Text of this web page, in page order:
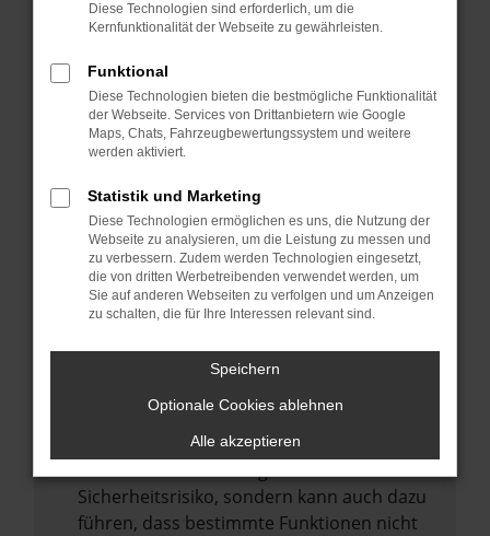
Überprüfe deine Firewall und deine
Laden andere Webseiten, zum Beispiel
deine Suchmaschine?
Prüfe deine Browsererweiterungen.
Manche Erweiterungen, wie Werbeblocker,
können das Laden bestimmter Seiten
verhindern. Funktioniert die Seite in einem
anderen Browser oder in einem privaten
Fenster?
Starte dein Gerät neu.
vorübergehende Probleme zu beheben.
Betriebssystem auf dem neuesten Stand
Veraltete Software birgt nicht nur ein
Sicherheitsrisiko, sondern kann auch dazu
führen, dass bestimmte Funktionen nicht
Diese Technologien sind erforderlich, um die
Kernfunktionalität der Webseite zu gewährleisten.
Funktional
Diese Technologien bieten die bestmögliche Funktionalität
der Webseite. Services von Drittanbietern wie Google
Maps, Chats, Fahrzeugbewertungssystem und weitere
werden aktiviert.
Statistik und Marketing
Diese Technologien ermöglichen es uns, die Nutzung der
Webseite zu analysieren, um die Leistung zu messen und
zu verbessern. Zudem werden Technologien eingesetzt,
die von dritten Werbetreibenden verwendet werden, um
Sie auf anderen Webseiten zu verfolgen und um Anzeigen
zu schalten, die für Ihre Interessen relevant sind.
Speichern
Optionale Cookies ablehnen
Alle akzeptieren